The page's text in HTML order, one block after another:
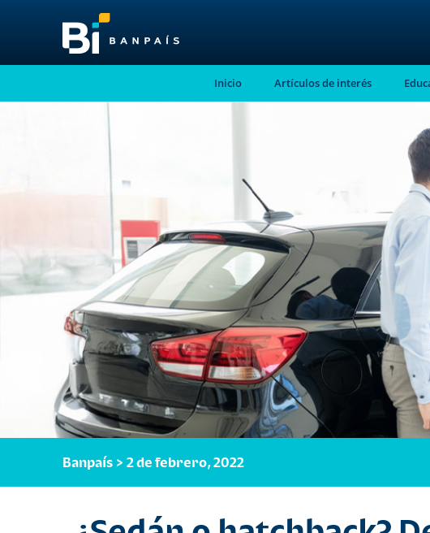
¡No te pierdas nuestro
nuevo contenido!
Suscríbete a nuestro blog y recibe mensualmente
correo electrónico, las noticias más relevantes.
Inicio Artículos de interés
Banpaís > 2 de febrero, 2022